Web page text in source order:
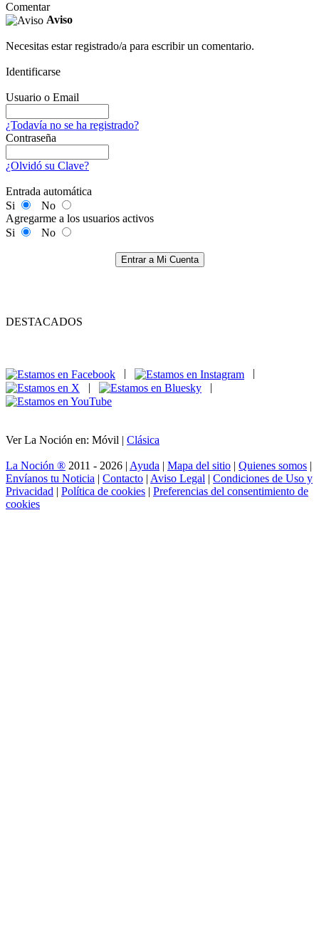
Comentar
Aviso
Necesitas estar registrado/a para escribir un comentario.
Identificarse
Usuario o Email
¿Todavía no se ha registrado?
Contraseña
¿Olvidó su Clave?
Entrada automática
Si
No
Agregarme a los usuarios activos
Si
No
Entrar a Mi Cuenta
DESTACADOS
|
|
Ver La Noción en: Móvil | Clásica
La Noción ® 2011 - 2026 | Ayuda | Mapa del sitio | Quienes somos |
Envíanos tu Noticia | Contacto | Aviso Legal | Condiciones de Uso y
Privacidad | Política de cookies | Preferencias del consentimiento de
cookies